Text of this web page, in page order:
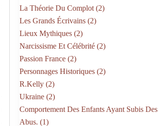
La Théorie Du Complot (2)
Les Grands Écrivains (2)
Lieux Mythiques (2)
Narcissisme Et Célébrité (2)
Passion France (2)
Personnages Historiques (2)
R.kelly (2)
Ukraine (2)
Comportement Des Enfants Ayant Subis Des
Abus. (1)